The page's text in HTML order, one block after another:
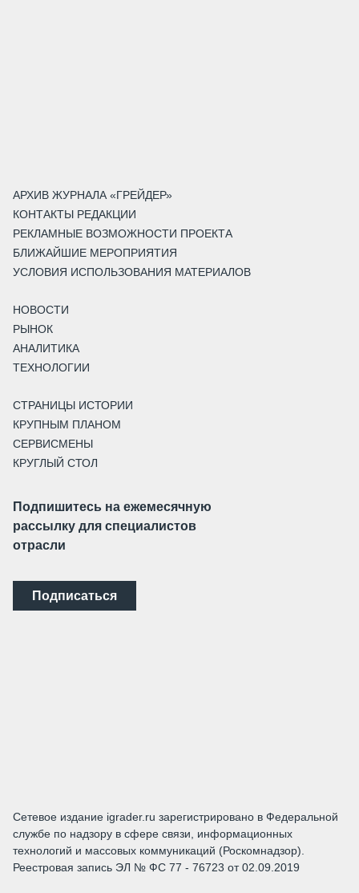
АРХИВ ЖУРНАЛА «ГРЕЙДЕР»
КОНТАКТЫ РЕДАКЦИИ
РЕКЛАМНЫЕ ВОЗМОЖНОСТИ ПРОЕКТА
БЛИЖАЙШИЕ МЕРОПРИЯТИЯ
УСЛОВИЯ ИСПОЛЬЗОВАНИЯ МАТЕРИАЛОВ
НОВОСТИ
РЫНОК
АНАЛИТИКА
ТЕХНОЛОГИИ
СТРАНИЦЫ ИСТОРИИ
КРУПНЫМ ПЛАНОМ
СЕРВИСМЕНЫ
КРУГЛЫЙ СТОЛ
Подпишитесь на ежемесячную
рассылку для специалистов
отрасли
Подписаться
Сетевое издание igrader.ru зарегистрировано в Федеральной
службе по надзору в сфере связи, информационных
технологий и массовых коммуникаций (Роскомнадзор).
Реестровая запись ЭЛ № ФС 77 - 76723 от 02.09.2019